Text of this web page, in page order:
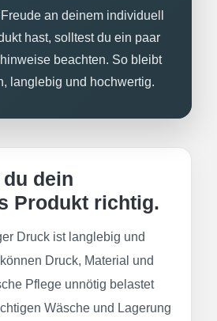
an deinem individuell
hast, solltest du ein paar
beachten. So bleibt
langlebig und hochwertig.
dein
Produkt richtig.
Druck ist langlebig und
Druck, Material und
Pflege unnötig belastet
Wäsche und Lagerung